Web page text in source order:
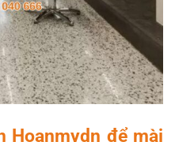
Hoanmydn để mài